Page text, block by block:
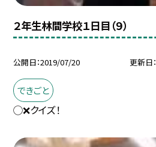
２年生林間学校１日目（９）
公開日 2019/07/20 更新日
できごと
◯❌クイズ！